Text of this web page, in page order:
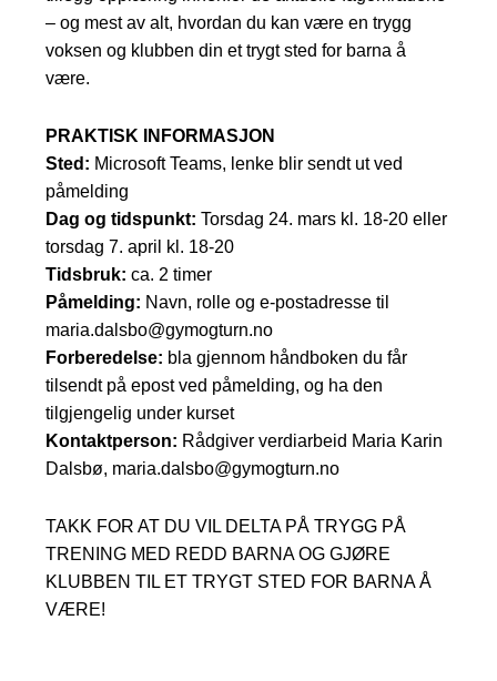
– og mest av alt, hvordan du kan være en trygg
voksen og klubben din et trygt sted for barna å
være.
PRAKTISK INFORMASJON
Sted: Microsoft Teams, lenke blir sendt ut ved
påmelding
Dag og tidspunkt: Torsdag 24. mars kl. 18-20 eller
torsdag 7. april kl. 18-20
Tidsbruk: ca. 2 timer
Påmelding: Navn, rolle og e-postadresse til
maria.dalsbo@gymogturn.no
Forberedelse: bla gjennom håndboken du får
tilsendt på epost ved påmelding, og ha den
tilgjengelig under kurset
Kontaktperson: Rådgiver verdiarbeid Maria Karin
Dalsbø, maria.dalsbo@gymogturn.no
TAKK FOR AT DU VIL DELTA PÅ TRYGG PÅ
TRENING MED REDD BARNA OG GJØRE
KLUBBEN TIL ET TRYGT STED FOR BARNA Å
VÆRE!